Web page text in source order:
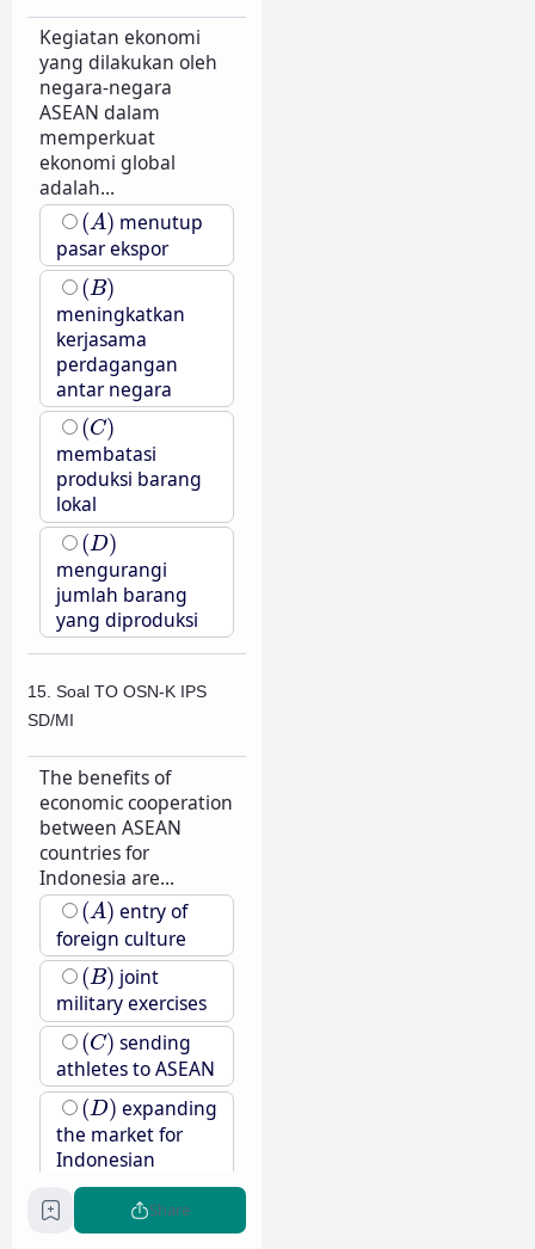
Kegiatan ekonomi
yang dilakukan oleh
negara-negara
ASEAN dalam
memperkuat
ekonomi global
adalah...
(A)
(A) menutup
pasar ekspor
(B)
(B)
meningkatkan
kerjasama
perdagangan
antar negara
(C)
(C)
membatasi
produksi barang
lokal
(D)
(D)
mengurangi
jumlah barang
yang diproduksi
15. Soal TO OSN-K IPS
SD/MI
The benefits of
economic cooperation
between ASEAN
countries for
Indonesia are...
(A)
(A) entry of
foreign culture
(B)
(B) joint
military exercises
(C)
(C) sending
athletes to ASEAN
(D)
(D) expanding
the market for
Indonesian
products
Share